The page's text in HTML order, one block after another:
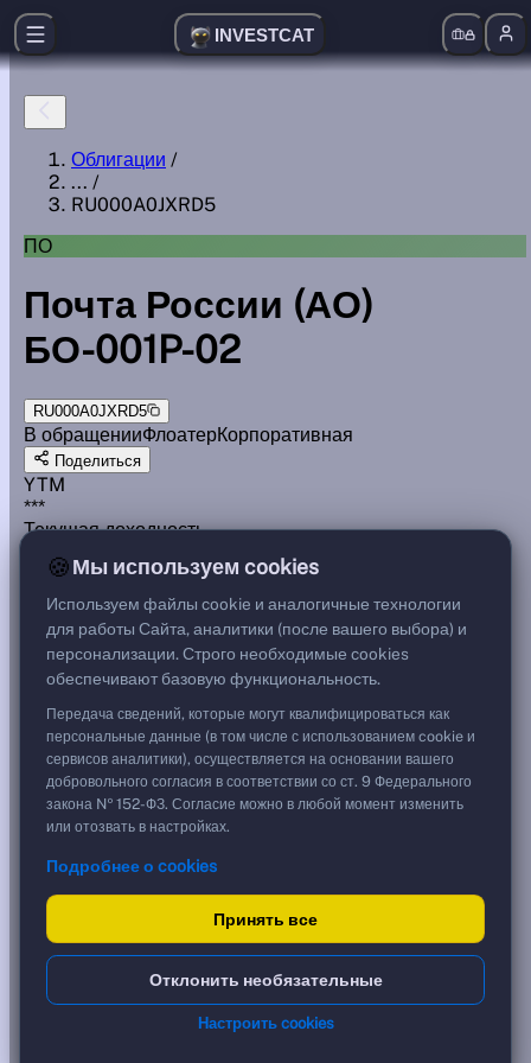
INVESTCAT
Облигации /
... /
RU000A0JXRD5
ПО
Почта России (АО)
БО-001P-02
RU000A0JXRD5
В обращенииФлоатерКорпоративная
Поделиться
YTM
***
Текущая доходность
14,97%
G спред
100,90 %
1 009,00 ₽
Срок, лет
0,76
Дюрация, лет
0,72
Рейтинг
Тип
Флоатер
Доходность и цена
YTM эффективная ?
🍪Мы используем cookies
Используем файлы cookie и аналогичные технологии
для работы Сайта, аналитики (после вашего выбора) и
персонализации. Строго необходимые cookies
обеспечивают базовую функциональность.
Передача сведений, которые могут квалифицироваться как
персональные данные (в том числе с использованием cookie и
сервисов аналитики), осуществляется на основании вашего
добровольного согласия в соответствии со ст. 9 Федерального
закона № 152-ФЗ. Согласие можно в любой момент изменить
или отозвать в настройках.
Подробнее о cookies
Принять все
Отклонить необязательные
Настроить cookies